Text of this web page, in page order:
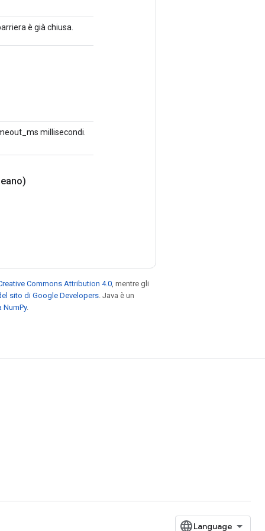
è già chiusa.
millisecondi.
Commons Attribution 4.0 , mentre gli
sito di Google Developers . Java è un
NumPy.